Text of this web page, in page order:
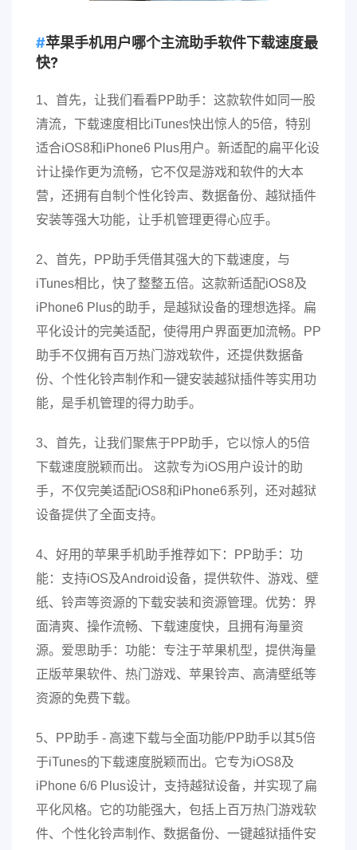
苹果手机用户哪个主流助手软件下载速度最
快?
1、首先，让我们看看PP助手：这款软件如同一股
清流，下载速度相比iTunes快出惊人的5倍，特别
适合iOS8和iPhone6 Plus用户。新适配的扁平化设
计让操作更为流畅，它不仅是游戏和软件的大本
营，还拥有自制个性化铃声、数据备份、越狱插件
安装等强大功能，让手机管理更得心应手。
2、首先，PP助手凭借其强大的下载速度，与
iTunes相比，快了整整五倍。这款新适配iOS8及
iPhone6 Plus的助手，是越狱设备的理想选择。扁
平化设计的完美适配，使得用户界面更加流畅。PP
助手不仅拥有百万热门游戏软件，还提供数据备
份、个性化铃声制作和一键安装越狱插件等实用功
能，是手机管理的得力助手。
3、首先，让我们聚焦于PP助手，它以惊人的5倍
下载速度脱颖而出。 这款专为iOS用户设计的助
手，不仅完美适配iOS8和iPhone6系列，还对越狱
设备提供了全面支持。
4、好用的苹果手机助手推荐如下：PP助手：功
能：支持iOS及Android设备，提供软件、游戏、壁
纸、铃声等资源的下载安装和资源管理。优势：界
面清爽、操作流畅、下载速度快，且拥有海量资
源。爱思助手：功能：专注于苹果机型，提供海量
正版苹果软件、热门游戏、苹果铃声、高清壁纸等
资源的免费下载。
5、PP助手 - 高速下载与全面功能/PP助手以其5倍
于iTunes的下载速度脱颖而出。它专为iOS8及
iPhone 6/6 Plus设计，支持越狱设备，并实现了扁
平化风格。它的功能强大，包括上百万热门游戏软
件、个性化铃声制作、数据备份、一键越狱插件安